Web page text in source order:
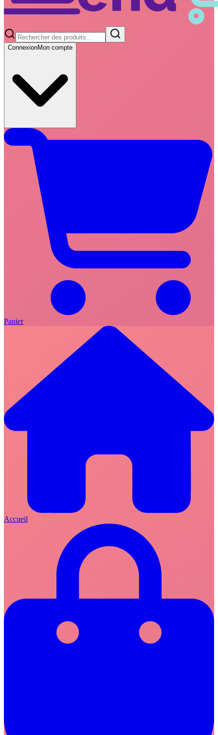
ConnexionMon compte
Panier
Accueil